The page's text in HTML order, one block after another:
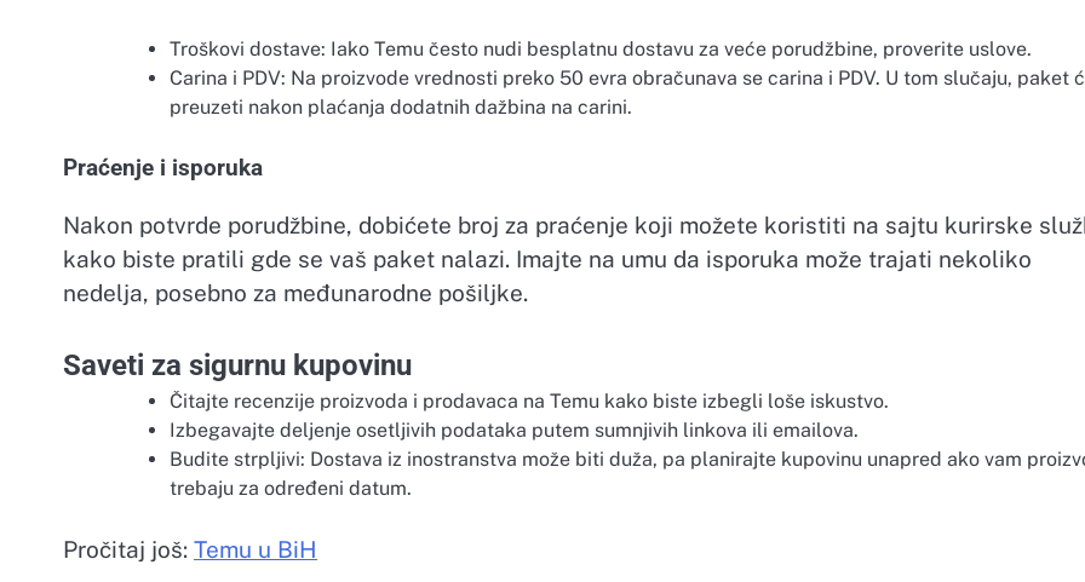
Troškovi dostave: Iako Temu često nudi besplatnu dostavu za veće porudžbine, proverite uslove.
Carina i PDV: Na proizvode vrednosti preko 50 evra obračunava se carina i PDV. U tom slučaju, paket
preuzeti nakon plaćanja dodatnih dažbina na carini.
Praćenje i isporuka
Nakon potvrde porudžbine, dobićete broj za praćenje koji možete koristiti na sajtu kurirske
kako biste pratili gde se vaš paket nalazi. Imajte na umu da isporuka može trajati nekoliko
nedelja, posebno za međunarodne pošiljke.
Saveti za sigurnu kupovinu
Čitajte recenzije proizvoda i prodavaca na Temu kako biste izbegli loše iskustvo.
Izbegavajte deljenje osetljivih podataka putem sumnjivih linkova ili emailova.
Budite strpljivi: Dostava iz inostranstva može biti duža, pa planirajte kupovinu unapred ako vam
trebaju za određeni datum.
Pročitaj još: Temu u BiH